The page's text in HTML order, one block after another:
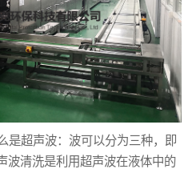
是超声波：波可以分为三种，即
波清洗是利用超声波在液体中的